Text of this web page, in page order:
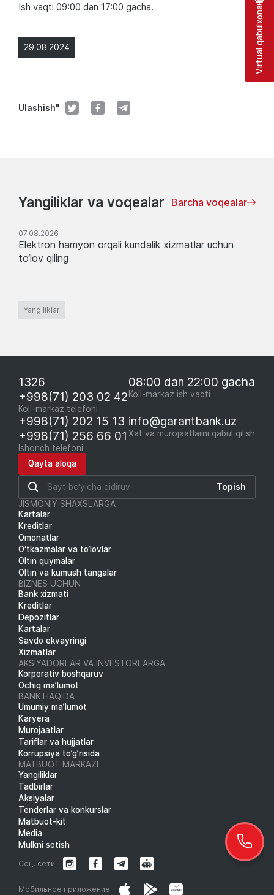
29.08.2024
Ulashish"
Ish vaqti 09:00 dan 17:00 gacha.
Yangiliklar va voqealar Barcha voqealar
07.08.2026
Elektron hamyon orqali kundalik xizmatlar uchun
to‘lov qiling
Yangiliklar
1326
+998(71) 203 02 42
Koll-markaz telefoni
08:00 dan 22:00 gacha
Koll-markaz ish vaqti
+998(71) 202 15 13
+998(71) 256 66 01
Ishonch telefoni
info@garantbank.uz
Xat va murojaatlarni qabul qilish
Qayta aloqa
Topish
JISMONIY SHAXSLARGA
Kartalar
Kreditlar
Omonatlar
O‘tkazmalar va to‘lovlar
Oltin quymalar
Oltin va kumush tangalar
BIZNES UCHUN
Bank xizmati
Kreditlar
Depozitlar
Kartalar
Savdo ekvayringi
Xizmatlar
AKSIYADORLAR VA INVESTORLARGA
Korporativ boshqaruv
Ochiq ma’lumot
BANK HAQIDA
Umumiy ma’lumot
Karyera
Murojaatlar
Tariflar va hujjatlar
Korrupsiya to’g’risida
MATBUOT MARKAZI
Yangiliklar
Tadbirlar
Aksiyalar
Tenderlar va konkurslar
Matbuot-kit
Media
Mulkni sotish
Мобильное приложение:
Соц. сети:
Virtual qabulxona